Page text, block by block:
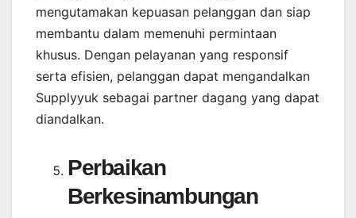
mengutamakan kepuasan pelanggan dan siap
membantu dalam memenuhi permintaan
khusus. Dengan pelayanan yang responsif
serta efisien, pelanggan dapat mengandalkan
Supplyyuk sebagai partner dagang yang dapat
diandalkan.
Perbaikan
Berkesinambungan